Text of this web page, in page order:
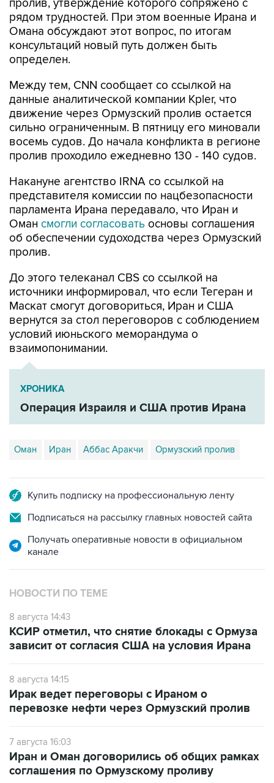
пролив, утверждение которого сопряжено с
рядом трудностей. При этом военные Ирана и
Омана обсуждают этот вопрос, по итогам
консультаций новый путь должен быть
определен.
Между тем, CNN сообщает со ссылкой на
данные аналитической компании Kpler, что
движение через Ормузский пролив остается
сильно ограниченным. В пятницу его миновали
восемь судов. До начала конфликта в регионе
пролив проходило ежедневно 130 - 140 судов.
Накануне агентство IRNA со ссылкой на
представителя комиссии по нацбезопасности
парламента Ирана передавало, что Иран и
Оман смогли согласовать основы соглашения
об обеспечении судоходства через Ормузский
пролив.
До этого телеканал CBS со ссылкой на
источники информировал, что если Тегеран и
Маскат смогут договориться, Иран и США
вернутся за стол переговоров с соблюдением
условий июньского меморандума о
взаимопонимании.
ХРОНИКА
Операция Израиля и США против Ирана
Оман Иран Аббас Аракчи Ормузский пролив
Купить подписку на профессиональную ленту
Подписаться на рассылку главных новостей сайта
Получать оперативные новости в официальном
канале
НОВОСТИ ПО ТЕМЕ
8 августа 14:43
КСИР отметил, что снятие блокады с Ормуза
зависит от согласия США на условия Ирана
8 августа 14:15
Ирак ведет переговоры с Ираном о
перевозке нефти через Ормузский пролив
7 августа 16:03
Иран и Оман договорились об общих рамках
соглашения по Ормузскому проливу